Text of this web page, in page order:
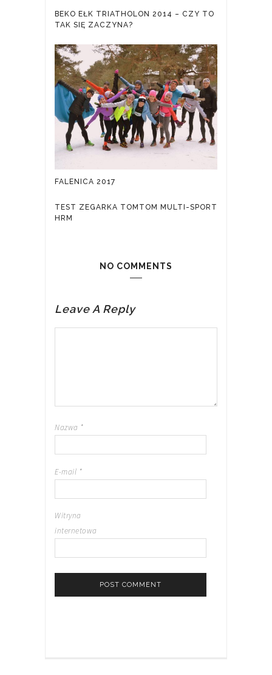
BEKO EŁK TRIATHOLON 2014 – CZY TO
TAK SIĘ ZACZYNA?
FALENICA 2017
TEST ZEGARKA TOMTOM MULTI-SPORT
HRM
NO COMMENTS
Leave A Reply
Nazwa *
E-mail *
Witryna
internetowa